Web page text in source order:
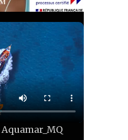
Aquamar_MQ